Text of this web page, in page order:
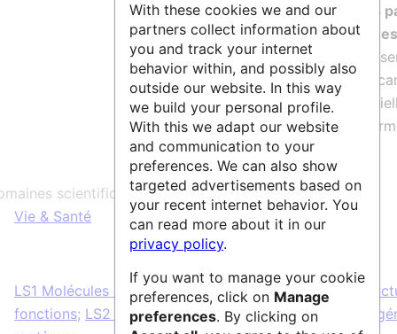
prestations enanalyse des protéines
spectrométrie de masse et techniques
séparatives associées. Une offre de
complète intégrant l’identification, la
et la quantification / analyse
protéines est proposée par la
scientifiques :
Vie & Santé
LS1 Molécules de la vie : Mécanismes biologiques,
fonctions; LS2 Biologie intégrative : des gènes et des
With these cookies we and our
partners collect information about
you and track your internet
behavior within, and possibly also
outside our website. In this way
we build your personal profile.
With this we adapt our website
and communication to your
preferences. We can also show
targeted advertisements based on
your recent internet behavior. You
can read more about it in our
privacy policy.
If you want to manage your cookie
preferences, click on Manage
preferences. By clicking on